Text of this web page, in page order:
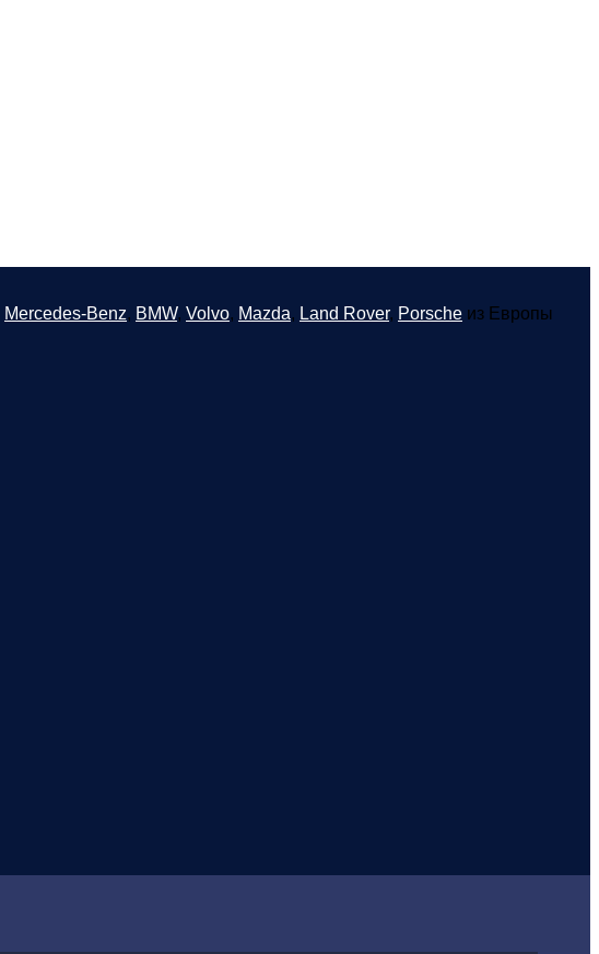
Mercedes-Benz, BMW, Volvo, Mazda, Land Rover, Porsche из Европы